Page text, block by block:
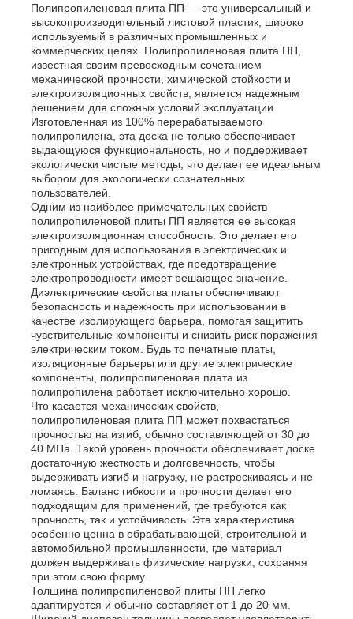
Главная страница
Продукция
О Компании
Наша фабрика
контроль качества
Полипропиленовая плита ПП — это универсальный и
высокопроизводительный листовой пластик, широко
используемый в различных промышленных и
коммерческих целях. Полипропиленовая плита ПП,
известная своим превосходным сочетанием
механической прочности, химической стойкости и
электроизоляционных свойств, является надежным
решением для сложных условий эксплуатации.
Изготовленная из 100% перерабатываемого
полипропилена, эта доска не только обеспечивает
выдающуюся функциональность, но и поддерживает
экологически чистые методы, что делает ее идеальным
выбором для экологически сознательных
пользователей.
Одним из наиболее примечательных свойств
полипропиленовой плиты ПП является ее высокая
электроизоляционная способность. Это делает его
пригодным для использования в электрических и
электронных устройствах, где предотвращение
электропроводности имеет решающее значение.
Диэлектрические свойства платы обеспечивают
безопасность и надежность при использовании в
качестве изолирующего барьера, помогая защитить
чувствительные компоненты и снизить риск поражения
электрическим током. Будь то печатные платы,
изоляционные барьеры или другие электрические
компоненты, полипропиленовая плата из
полипропилена работает исключительно хорошо.
Что касается механических свойств,
полипропиленовая плита ПП может похвастаться
прочностью на изгиб, обычно составляющей от 30 до
40 МПа. Такой уровень прочности обеспечивает доске
достаточную жесткость и долговечность, чтобы
выдерживать изгиб и нагрузку, не растрескиваясь и не
ломаясь. Баланс гибкости и прочности делает его
подходящим для применений, где требуются как
прочность, так и устойчивость. Эта характеристика
особенно ценна в обрабатывающей, строительной и
автомобильной промышленности, где материал
должен выдерживать физические нагрузки, сохраняя
при этом свою форму.
Толщина полипропиленовой плиты ПП легко
адаптируется и обычно составляет от 1 до 20 мм.